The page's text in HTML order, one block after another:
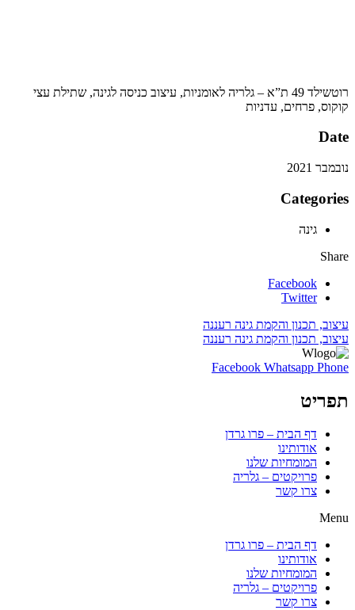
רוטשילד 49 ת”א – גלריה לאומניות, עיצוב כניסה לגינה, שתילת עצי
קוקוס, פרחים, עדניות
Date
נובמבר 2021
Categories
גינה
Share
Facebook
Twitter
עיצוב, תכנון והקמת גינה רעננה
עיצוב, תכנון והקמת גינה רעננה
Facebook Whatsapp Phone
תפריט
דף הבית – פרו גרדן
אודותינו
המומחיות שלנו
פרויקטים – גלריה
צרו קשר
Menu
דף הבית – פרו גרדן
אודותינו
המומחיות שלנו
פרויקטים – גלריה
צרו קשר